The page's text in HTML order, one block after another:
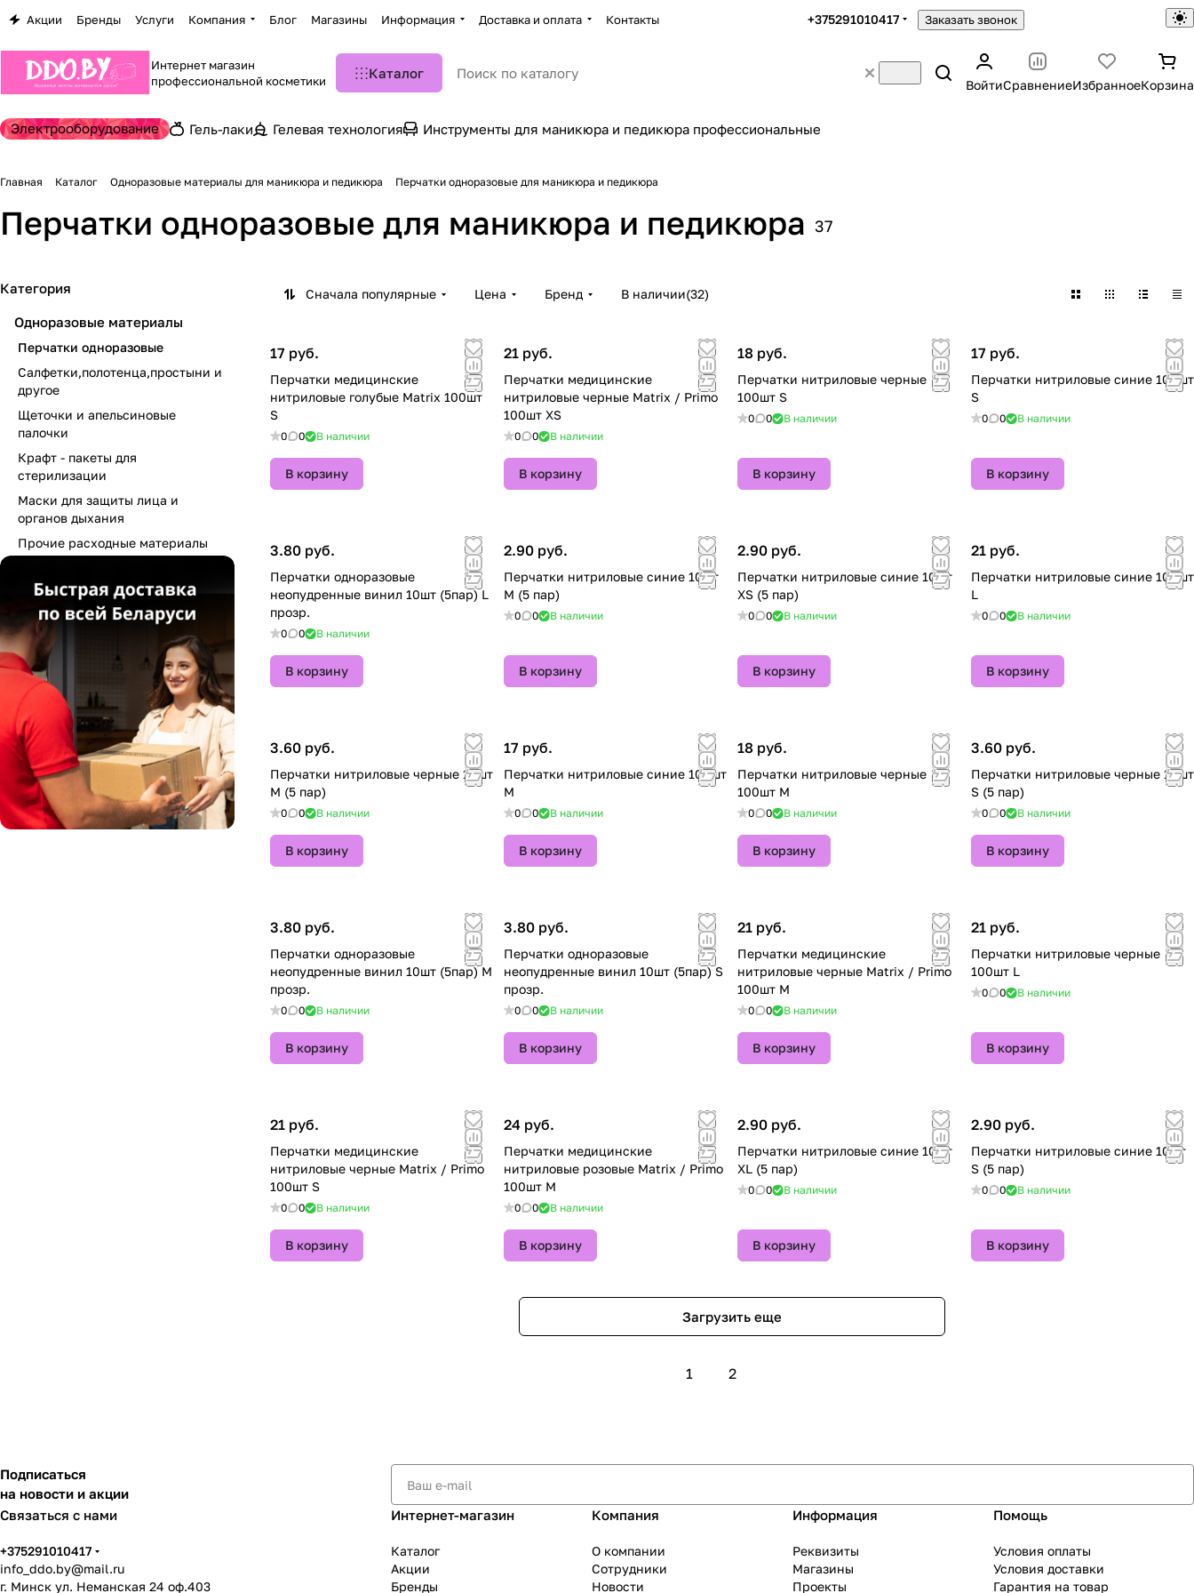
Акции Бренды Услуги Компания Блог Магазины Информация Доставка и оплата Контакты +375291010417 Заказать звонок
Интернет магазин
профессиональной косметики
Каталог
ВойтиСравнениеИзбранноеКорзина
Электрооборудование Гель-лаки Гелевая технология Инструменты для маникюра и педикюра профессиональные
Главная Каталог Одноразовые материалы для маникюра и педикюра Перчатки одноразовые для маникюра и педикюра
Перчатки одноразовые для маникюра и педикюра 37
Сначала популярные Цена Бренд В наличии(32)
17 руб.
Перчатки медицинские
нитриловые голубые Matrix 100шт
S
0 0 В наличии
В корзину
21 руб.
Перчатки медицинские
нитриловые черные Matrix / Primo
100шт XS
0 0 В наличии
В корзину
18 руб.
Перчатки нитриловые черные
100шт S
0 0 В наличии
В корзину
17 руб.
Перчатки нитриловые синие 100шт
S
0 0 В наличии
В корзину
3.80 руб.
Перчатки одноразовые
неопудренные винил 10шт (5пар) L
прозр.
0 0 В наличии
В корзину
2.90 руб.
Перчатки нитриловые синие 10шт
M (5 пар)
0 0 В наличии
В корзину
2.90 руб.
Перчатки нитриловые синие 10шт
ХS (5 пар)
0 0 В наличии
В корзину
21 руб.
Перчатки нитриловые синие 100шт
L
0 0 В наличии
В корзину
3.60 руб.
Перчатки нитриловые черные 10шт
M (5 пар)
0 0 В наличии
В корзину
17 руб.
Перчатки нитриловые синие 100шт
M
0 0 В наличии
В корзину
18 руб.
Перчатки нитриловые черные
100шт M
0 0 В наличии
В корзину
3.60 руб.
Перчатки нитриловые черные 10шт
S (5 пар)
0 0 В наличии
В корзину
3.80 руб.
Перчатки одноразовые
неопудренные винил 10шт (5пар) M
прозр.
0 0 В наличии
В корзину
3.80 руб.
Перчатки одноразовые
неопудренные винил 10шт (5пар) S
прозр.
0 0 В наличии
В корзину
21 руб.
Перчатки медицинские
нитриловые черные Matrix / Primo
100шт M
0 0 В наличии
В корзину
21 руб.
Перчатки нитриловые черные
100шт L
0 0 В наличии
В корзину
21 руб.
Перчатки медицинские
нитриловые черные Matrix / Primo
100шт S
0 0 В наличии
В корзину
24 руб.
Перчатки медицинские
нитриловые розовые Matrix / Primo
100шт M
0 0 В наличии
В корзину
2.90 руб.
Перчатки нитриловые синие 10шт
XL (5 пар)
0 0 В наличии
В корзину
2.90 руб.
Перчатки нитриловые синие 10шт
S (5 пар)
0 0 В наличии
В корзину
Загрузить еще
1 2
Категория
Одноразовые материалы
Перчатки одноразовые
Салфетки,полотенца,простыни и
другое
Щеточки и апельсиновые
палочки
Крафт - пакеты для
стерилизации
Маски для защиты лица и
органов дыхания
Прочие расходные материалы
Подписаться
на новости и акции
Связаться с нами
+375291010417
info_ddo.by@mail.ru
г. Минск ул. Неманская 24 оф.403
Интернет-магазин
Каталог
Акции
Бренды
Компания
О компании
Сотрудники
Новости
Информация
Реквизиты
Магазины
Проекты
Помощь
Условия оплаты
Условия доставки
Гарантия на товар